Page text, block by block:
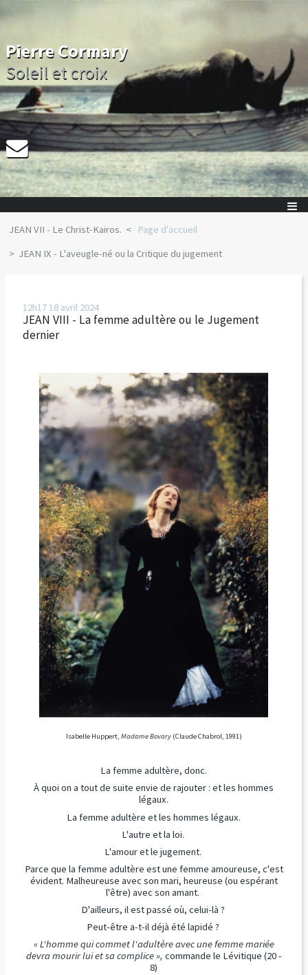
Pierre Cormary
Soleil et croix
JEAN VII - Le Christ-Kairos.
Page d'accueil
JEAN IX - L'aveugle-né ou la Critique du jugement
12h1718 avril 2024
JEAN VIII - La femme adultère ou le Jugement
dernier
Isabelle Huppert, Madame Bovary (Claude Chabrol, 1991)
La femme adultère, donc.
À quoi on a tout de suite envie de rajouter : et les hommes
légaux.
La femme adultère et les hommes légaux.
L'autre et la loi.
L'amour et le jugement.
Parce que la femme adultère est une femme amoureuse, c'est
évident. Malheureuse avec son mari, heureuse (ou espérant
l'être) avec son amant.
D'ailleurs, il est passé où, celui-là ?
Peut-être a-t-il déjà été lapidé ?
« L'homme qui commet l'adultère avec une femme mariée
devra mourir lui et sa complice », commande le Lévitique (20 -
8)